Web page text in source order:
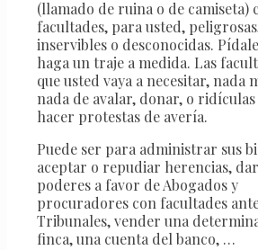
(llamado de ruina o de camiseta)
facultades, para usted,
inservibles o desconocidas.
haga un traje a medida. Las
que usted vaya a necesitar, nada
nada de avalar, donar, o ridículas
hacer protestas de avería.
Puede ser para administrar sus
aceptar o repudiar herencias, dar
poderes a favor de Abogados y
procuradores con facultades
Tribunales, vender una
finca, una cuenta del banco, …